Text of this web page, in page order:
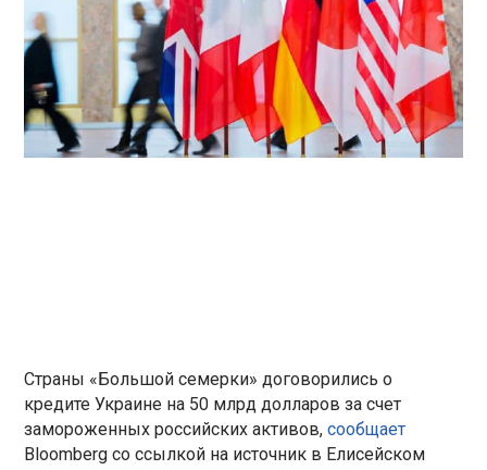
Страны «Большой семерки» договорились о
кредите Украине на 50 млрд долларов за счет
замороженных российских активов,сообщает
Bloomberg со ссылкой на источник в Елисейском